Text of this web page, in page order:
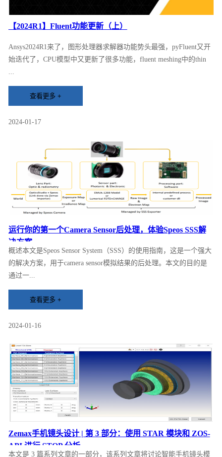
【2024R1】Fluent功能更新（上）
Ansys2024R1来了，图形处理器求解器功能势头最强，pyFluent又开
始迭代了，CPU模型中又更新了很多功能，fluent meshing中的thin
2024-01-17
运行你的第一个Camera Sensor后处理，体验Speos SSS解
决方案
概述本文是Speos Sensor System（SSS）的使用指南，这是一个强大
的解决方案，用于camera sensor模拟结果的后处理。本文的目的是
通过一...
2024-01-16
Zemax手机镜头设计 | 第 3 部分：使用 STAR 模块和 ZOS-
API 进行 STOP 分析
本文是 3 篇系列文章的一部分，该系列文章将讨论智能手机镜头模